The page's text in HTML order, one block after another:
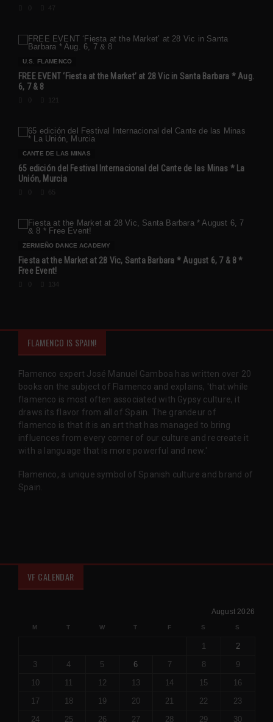
47
U.S. FLAMENCO
FREE EVENT ‘Fiesta at the Market’ at 28 Vic in Santa Barbara * Aug.
6, 7 & 8
CANTE DE LAS MINAS
65 edición del Festival Internacional del Cante de las Minas * La
Unión, Murcia
65
ZERMEÑO DANCE ACADEMY
Fiesta at the Market at 28 Vic, Santa Barbara * August 6, 7 & 8 *
Free Event!
134
FLAMENCO IS SPAIN!
Flamenco expert José Manuel Gamboa has written over 20
books on the subject of Flamenco and explains, 'that while
flamenco is most often associated with Gypsy culture, it
draws its flavor from all of Spain. The grandeur of
flamenco is that it is an art that has managed to bring
influences from every corner of our culture and recreate it
with a language that is more powerful and new.'
Flamenco, a unique symbol of Spanish culture and brand of
Spain.
VF CALENDAR
August 2026
M T W T F S S
1
2
3
4 5 6 7 8
9
10
11 12 13 14 15
16
17
18 19 20 21 22
23
24
25 26 27 28 29 30